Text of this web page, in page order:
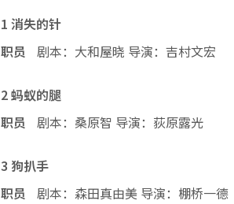
1 消失的针
职员
剧本：大和屋晓 导演：吉村文宏
2 蚂蚁的腿
职员
剧本：桑原智 导演：荻原露光
3 狗扒手
职员
剧本：森田真由美 导演：棚桥一德